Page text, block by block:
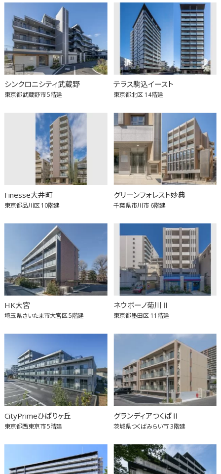
シンクロニシティ武蔵野
東京都武蔵野市5階建
テラス駒込イースト
東京都北区 14階建
Finesse大井町
東京都品川区10階建
グリーンフォレスト妙典
千葉県市川市 6階建
HK大宮
埼玉県さいたま市大宮区5階建
ネウボーノ菊川Ⅱ
東京都墨田区 11階建
CityPrimeひばりヶ丘
東京都西東京市5階建
グランディアつくばⅡ
茨城県つくばみらい市3階建